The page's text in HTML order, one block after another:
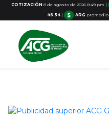
COTIZACIÓN 8 de agosto de 2026 8:49 pm |
46.54 | ARG promedio